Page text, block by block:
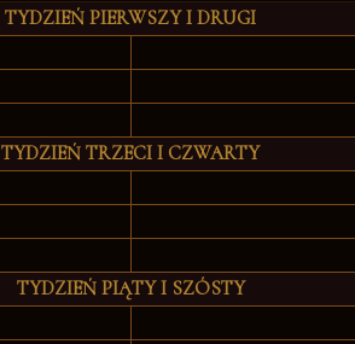
TYDZIEŃ PIERWSZY I DRUGI
TYDZIEŃ TRZECI I CZWARTY
TYDZIEŃ PIĄTY I SZÓSTY